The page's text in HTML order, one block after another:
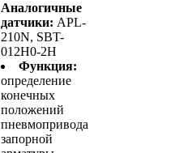
Аналогичные
датчики: APL-
210N, SBT-
012H0-2H
Функция:
определение
конечных
положений
пневмопривода
запорной